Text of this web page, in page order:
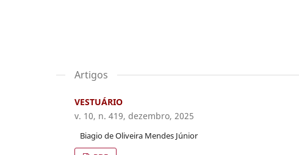
Artigos
VESTUÁRIO
v. 10, n. 419, dezembro, 2025
Biagio de Oliveira Mendes Júnior